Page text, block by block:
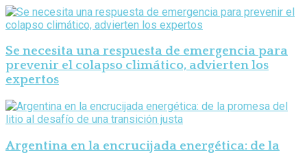
Se necesita una respuesta de emergencia para
prevenir el colapso climático, advierten los
expertos
Argentina en la encrucijada energética: de la